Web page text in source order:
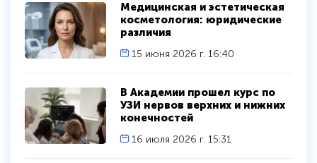
В Академии прошел курс по
УЗИ нервов верхних и нижних
конечностей
16 июля 2026 г. 15:31
Медицинская и эстетическая
косметология: юридические
различия
15 июня 2026 г. 16:40